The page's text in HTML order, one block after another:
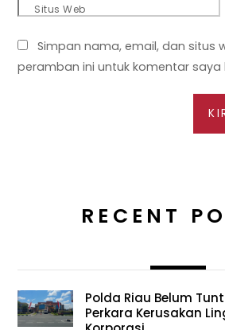
Situs Web
Simpan nama, email, dan situs
peramban ini untuk komentar saya
RECENT
Polda Riau Belum
Perkara Kerusakan